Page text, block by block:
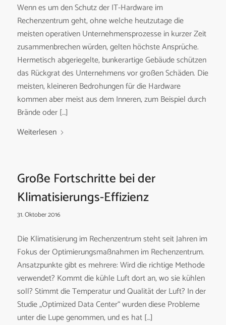
Wenn es um den Schutz der IT-Hardware im
Rechenzentrum geht, ohne welche heutzutage die
meisten operativen Unternehmensprozesse in kurzer Zeit
zusammenbrechen würden, gelten höchste Ansprüche.
Hermetisch abgeriegelte, bunkerartige Gebäude schützen
das Rückgrat des Unternehmens vor großen Schäden. Die
meisten, kleineren Bedrohungen für die Hardware
kommen aber meist aus dem Inneren, zum Beispiel durch
Brände oder […]
Weiterlesen
Große Fortschritte bei der
Klimatisierungs-Effizienz
31. Oktober 2016
Die Klimatisierung im Rechenzentrum steht seit Jahren im
Fokus der Optimierungsmaßnahmen im Rechenzentrum.
Ansatzpunkte gibt es mehrere: Wird die richtige Methode
verwendet? Kommt die kühle Luft dort an, wo sie kühlen
soll? Stimmt die Temperatur und Qualität der Luft? In der
Studie „Optimized Data Center“ wurden diese Probleme
unter die Lupe genommen, und es hat […]